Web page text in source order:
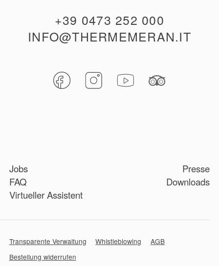
Jobs
FAQ
Virtueller Assistent
Presse
Downloads
+39 0473 252 000
INFO@THERMEMERAN.IT
Transparente Verwaltung Whistleblowing
AGB
Bestellung widerrufen